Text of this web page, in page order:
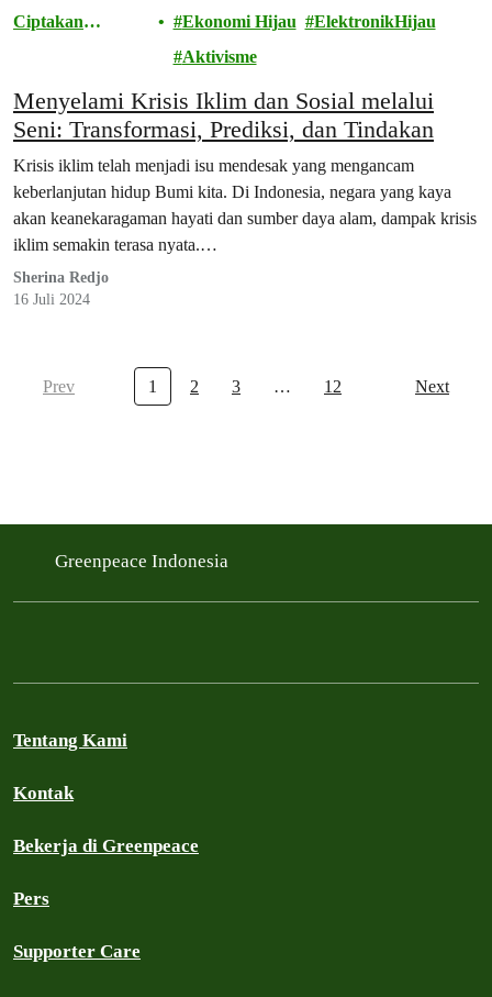
Ciptakan
Ekonomi Hijau
ElektronikHijau
Aktivisme
Menyelami Krisis Iklim dan Sosial melalui
Seni: Transformasi, Prediksi, dan Tindakan
Krisis iklim telah menjadi isu mendesak yang mengancam
keberlanjutan hidup Bumi kita. Di Indonesia, negara yang kaya
akan keanekaragaman hayati dan sumber daya alam, dampak krisis
iklim semakin terasa nyata.…
Sherina Redjo
16 Juli 2024
Prev 1 2 3 … 12 Next
Greenpeace Indonesia
Tentang Kami
Kontak
Bekerja di Greenpeace
Pers
Supporter Care